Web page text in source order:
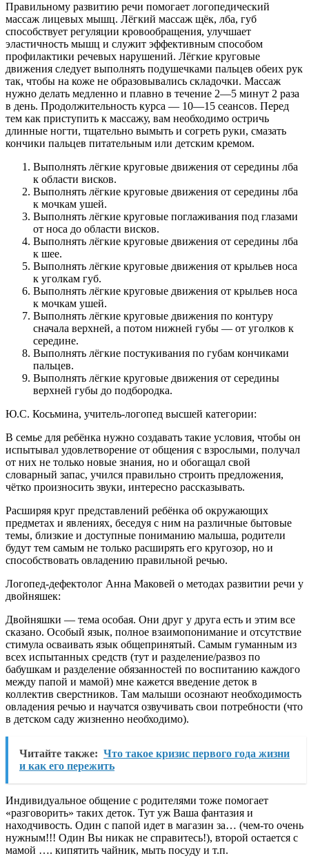
Правильному развитию речи помогает логопедический
массаж лицевых мышц. Лёгкий массаж щёк, лба, губ
способствует регуляции кровообращения, улучшает
эластичность мышц и служит эффективным способом
профилактики речевых нарушений. Лёгкие круговые
движения следует выполнять подушечками пальцев обеих рук
так, чтобы на коже не образовывались складочки. Массаж
нужно делать медленно и плавно в течение 2—5 минут 2 раза
в день. Продолжительность курса — 10—15 сеансов. Перед
тем как приступить к массажу, вам необходимо остричь
длинные ногти, тщательно вымыть и согреть руки, смазать
кончики пальцев питательным или детским кремом.
Выполнять лёгкие круговые движения от середины лба
к области висков.
Выполнять лёгкие круговые движения от середины лба
к мочкам ушей.
Выполнять лёгкие круговые поглаживания под глазами
от носа до области висков.
Выполнять лёгкие круговые движения от середины лба
к шее.
Выполнять лёгкие круговые движения от крыльев носа
к уголкам губ.
Выполнять лёгкие круговые движения от крыльев носа
к мочкам ушей.
Выполнять лёгкие круговые движения по контуру
сначала верхней, а потом нижней губы — от уголков к
середине.
Выполнять лёгкие постукивания по губам кончиками
пальцев.
Выполнять лёгкие круговые движения от середины
верхней губы до подбородка.
Ю.С. Косьмина, учитель-логопед высшей категории:
В семье для ребёнка нужно создавать такие условия, чтобы он
испытывал удовлетворение от общения с взрослыми, получал
от них не только новые знания, но и обогащал свой
словарный запас, учился правильно строить предложения,
чётко произносить звуки, интересно рассказывать.
Расширяя круг представлений ребёнка об окружающих
предметах и явлениях, беседуя с ним на различные бытовые
темы, близкие и доступные пониманию малыша, родители
будут тем самым не только расширять его кругозор, но и
способствовать овладению правильной речью.
Логопед-дефектолог Анна Маковей о методах развитии речи у
двойняшек:
Двойняшки — тема особая. Они друг у друга есть и этим все
сказано. Особый язык, полное взаимопонимание и отсутствие
стимула осваивать язык общепринятый. Самым гуманным из
всех испытанных средств (тут и разделение/развоз по
бабушкам и разделение обязанностей по воспитанию каждого
между папой и мамой) мне кажется введение деток в
коллектив сверстников. Там малыши осознают необходимость
овладения речью и научатся озвучивать свои потребности (что
в детском саду жизненно необходимо).
Читайте также: Что такое кризис первого года жизни
и как его пережить
Индивидуальное общение с родителями тоже помогает
«разговорить» таких деток. Тут уж Ваша фантазия и
находчивость. Один с папой идет в магазин за… (чем-то очень
нужным!!! Один Вы никак не справитесь!), второй остается с
мамой …. кипятить чайник, мыть посуду и т.п.